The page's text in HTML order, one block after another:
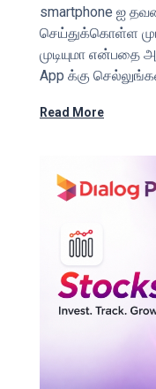
smartphone ஐ
செய்துக்கொள்ள
முடியுமா
App க்கு
Read More